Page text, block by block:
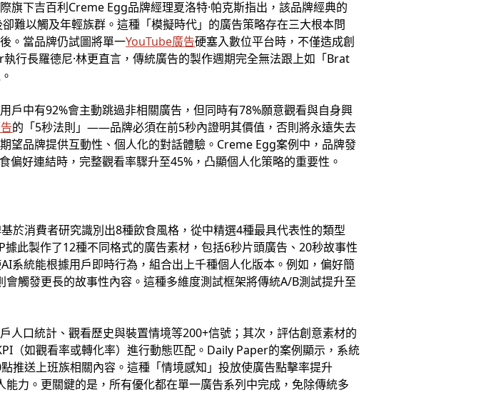
下吉百利Creme Egg品牌經理夏洛特·帕克斯指出，該品牌經典的
難以觸及年輕族群。這種「模擬時代」的廣告策略存在三大根本問
。當品牌仍試圖將單一YouTube廣告硬塞入數位平台時，不僅造成創
行長羅德尼·林更直言，傳統廣告的製作週期完全無法跟上如「Brat
中有92%會主動跳過非相關廣告，但同時有78%願意觀看與自身興
的「5秒法則」——品牌必須在前5秒內證明其價值，否則將永遠失去
望品牌提供互動性、個人化的對話體驗。Creme Egg案例中，品牌發
好連結時，完整觀看率驟升至45%，凸顯個人化策略的重要性。
於消費者研究識別出8種飲食風格，從中精選4種最具代表性的類型
據此製作了12種不同格式的廣告素材，包括6秒片頭廣告、20秒故事性
系統能根據用戶即時行為，組合出上千種個人化版本。例如，偏好簡
觸發更長的故事性內容。這種多維度測試框架將傳統A/B測試提升至
人口統計、觀看歷史與裝置情境等200+信號；其次，評估創意素材的
（如觀看率或轉化率）進行動態匹配。Daily Paper的案例顯示，系統
推送上班族相關內容。這種「情境感知」投放使廣告點擊率提升
力。更關鍵的是，所有優化都在單一廣告系列中完成，免除傳統多